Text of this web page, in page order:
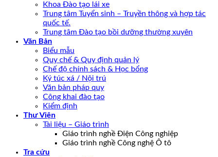
Khoa Đào tạo lái xe
Trung tâm Tuyển sinh – Truyền thông và hợp tác
quốc tế.
Trung tâm Đào tạo bồi dưỡng thường xuyên
Văn Bản
Biểu mẫu
Quy chế & Quy định quản lý
Chế độ chính sách & Học bổng
Ký túc xá / Nội trú
Văn bản pháp quy
Công khai đào tạo
Kiểm định
Thư Viện
Tài liệu – Giáo trình
Giáo trình nghề Điện Công nghiệp
Giáo trình nghề Công nghệ Ô tô
Tra cứu